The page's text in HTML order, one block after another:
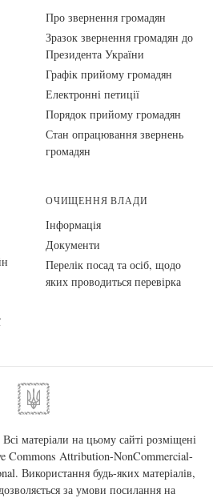
Про звернення громадян
Зразок звернення громадян до
Президента України
Графік прийому громадян
Електронні петиції
Порядок прийому громадян
Стан опрацювання звернень
громадян
ОЧИЩЕННЯ ВЛАДИ
Інформація
Документи
Перелік посад та осіб, щодо
яких проводиться перевірка
матеріали на цьому сайті розміщені
Commons Attribution-NonCommercial-
. Використання будь-яких матеріалів,
за умови посилання на